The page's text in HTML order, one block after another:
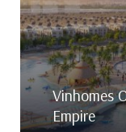
Vinhomes
Empire